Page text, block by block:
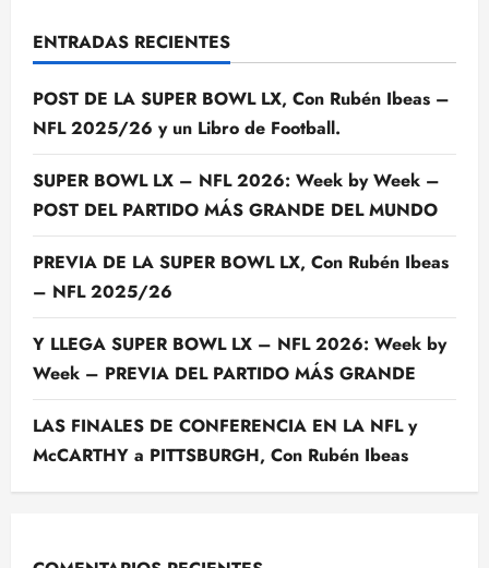
ENTRADAS RECIENTES
POST DE LA SUPER BOWL LX, Con Rubén Ibeas –
NFL 2025/26 y un Libro de Football.
SUPER BOWL LX – NFL 2026: Week by Week –
POST DEL PARTIDO MÁS GRANDE DEL MUNDO
PREVIA DE LA SUPER BOWL LX, Con Rubén Ibeas
– NFL 2025/26
Y LLEGA SUPER BOWL LX – NFL 2026: Week by
Week – PREVIA DEL PARTIDO MÁS GRANDE
LAS FINALES DE CONFERENCIA EN LA NFL y
McCARTHY a PITTSBURGH, Con Rubén Ibeas